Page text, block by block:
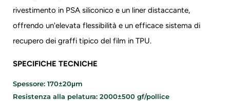
rivestimento in PSA siliconico e un liner distaccante,
offrendo un'elevata flessibilità e un efficace sistema di
recupero dei graffi tipico del film in TPU.
SPECIFICHE TECNICHE
Spessore: 170±20μm
Resistenza alla pelatura: 2000±500 gf/pollice